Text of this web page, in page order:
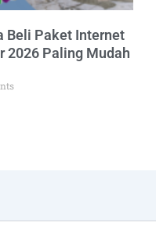
Beli Paket Internet
2026 Paling Mudah